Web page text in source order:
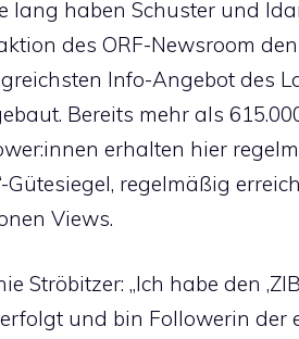
lang haben Schuster und
des ORF-Newsroom
Info-Angebot des
Bereits mehr als
erhalten hier
Gütesiegel, regelmäßig
Views.
Ströbitzer: „Ich habe den
und bin Followerin der